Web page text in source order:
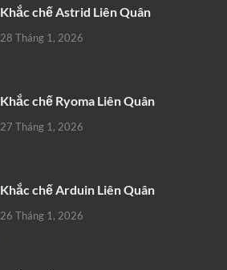
Khắc chế Astrid Liên Quân
28 Tháng 1, 2026
Khắc chế Ryoma Liên Quân
27 Tháng 1, 2026
Khắc chế Arduin Liên Quân
26 Tháng 1, 2026